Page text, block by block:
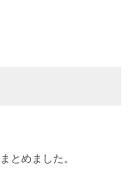
とめました。